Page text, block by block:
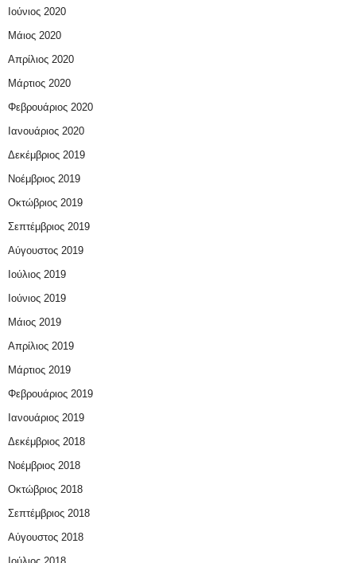
Ιούνιος 2020
Μάιος 2020
Απρίλιος 2020
Μάρτιος 2020
Φεβρουάριος 2020
Ιανουάριος 2020
Δεκέμβριος 2019
Νοέμβριος 2019
Οκτώβριος 2019
Σεπτέμβριος 2019
Αύγουστος 2019
Ιούλιος 2019
Ιούνιος 2019
Μάιος 2019
Απρίλιος 2019
Μάρτιος 2019
Φεβρουάριος 2019
Ιανουάριος 2019
Δεκέμβριος 2018
Νοέμβριος 2018
Οκτώβριος 2018
Σεπτέμβριος 2018
Αύγουστος 2018